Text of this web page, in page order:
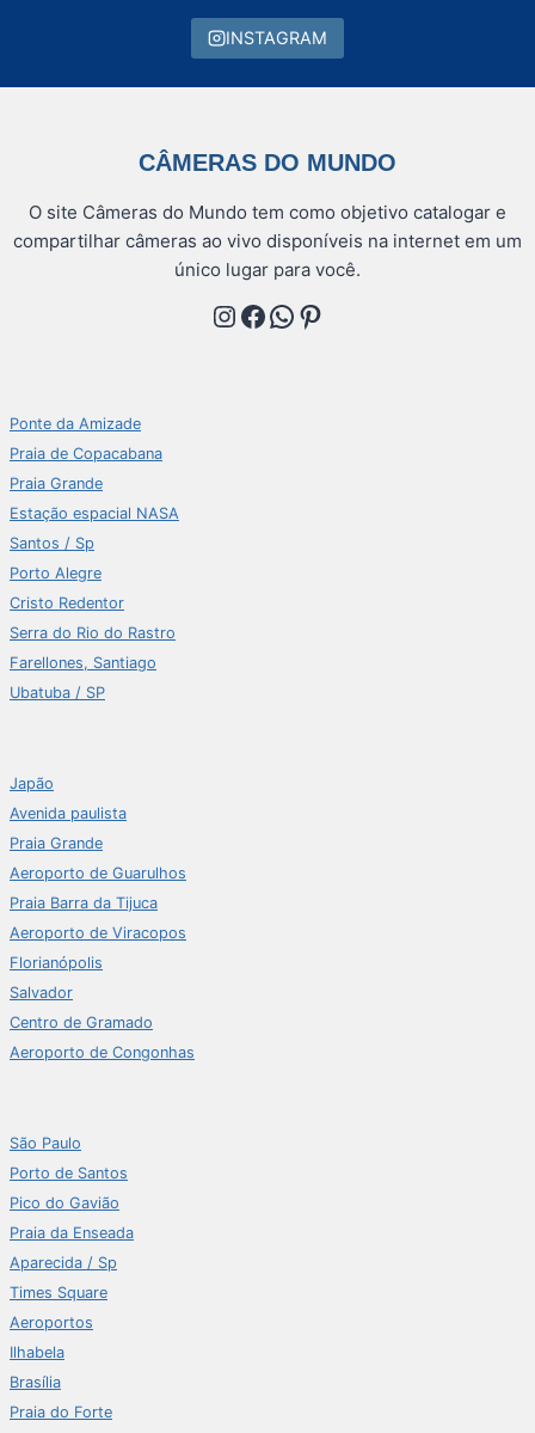
INSTAGRAM
CÂMERAS DO MUNDO
O site Câmeras do Mundo tem como objetivo catalogar e
compartilhar câmeras ao vivo disponíveis na internet em um
único lugar para você.
Instagram
Facebook
WhatsApp
Pinterest
Ponte da Amizade
Praia de Copacabana
Praia Grande
Estação espacial NASA
Santos / Sp
Porto Alegre
Cristo Redentor
Serra do Rio do Rastro
Farellones, Santiago
Ubatuba / SP
Japão
Avenida paulista
Praia Grande
Aeroporto de Guarulhos
Praia Barra da Tijuca
Aeroporto de Viracopos
Florianópolis
Salvador
Centro de Gramado
Aeroporto de Congonhas
São Paulo
Porto de Santos
Pico do Gavião
Praia da Enseada
Aparecida / Sp
Times Square
Aeroportos
Ilhabela
Brasília
Praia do Forte